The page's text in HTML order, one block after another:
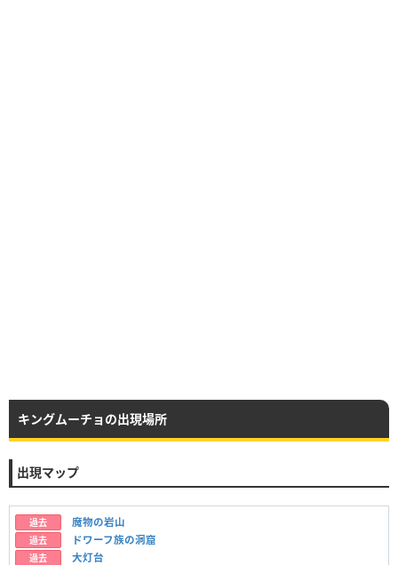
キングムーチョの出現場所
出現マップ
過去 魔物の岩山
過去 ドワーフ族の洞窟
過去 大灯台